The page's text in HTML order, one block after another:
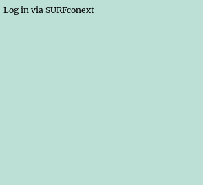
Log in via SURFconext